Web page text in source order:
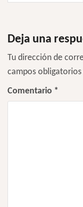
Deja una
Tu dirección de
campos
Comentario *